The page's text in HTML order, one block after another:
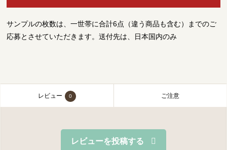
サンプルの枚数は、一世帯に合計6点（違う商品も含む）までのご
応募とさせていただきます。送付先は、日本国内のみ
レビュー 0 ご注意
レビューを投稿する